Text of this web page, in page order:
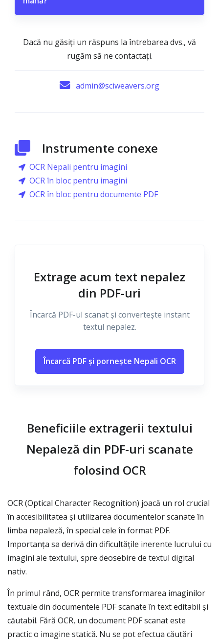
Dacă nu găsiți un răspuns la întrebarea dvs., vă
rugăm să ne contactați.
admin@sciweavers.org
Instrumente conexe
OCR Nepali pentru imagini
OCR în bloc pentru imagini
OCR în bloc pentru documente PDF
Extrage acum text nepalez
din PDF-uri
Încarcă PDF-ul scanat și convertește instant
textul nepalez.
Încarcă PDF și pornește Nepali OCR
Beneficiile extragerii textului
Nepaleză din PDF-uri scanate
folosind OCR
OCR (Optical Character Recognition) joacă un rol crucial
în accesibilitatea și utilizarea documentelor scanate în
limba nepaleză, în special cele în format PDF.
Importanța sa derivă din dificultățile inerente lucrului cu
imagini ale textului, spre deosebire de textul digital
nativ.
În primul rând, OCR permite transformarea imaginilor
textuale din documentele PDF scanate în text editabil și
căutabil. Fără OCR, un document PDF scanat este
practic o imagine statică. Nu se pot efectua căutări